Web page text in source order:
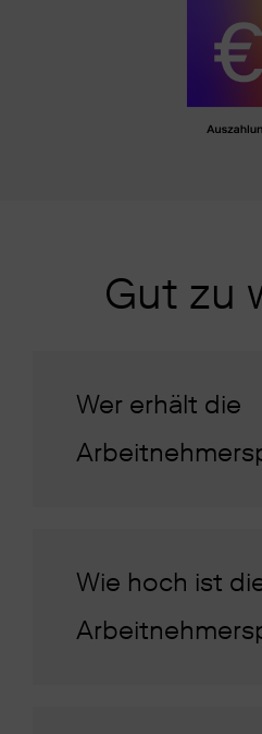
Gut zu
Wer erhält die
Wie hoch ist